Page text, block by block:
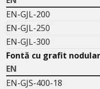
EN-GJL-200
EN-GJL-250
EN-GJL-300
Fontă cu grafit nodular
EN
EN-GJS-400-18